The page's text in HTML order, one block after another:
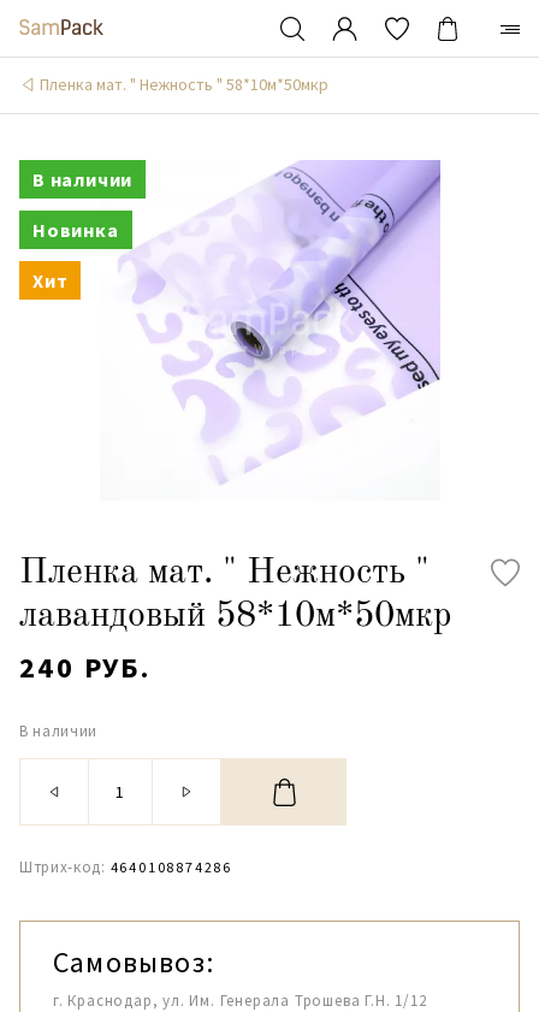
Пленка мат. " Нежность " 58*10м*50мкр
В наличии
Новинка
Хит
Пленка мат. " Нежность "
лавандовый 58*10м*50мкр
240 РУБ.
В наличии
Штрих-код: 4640108874286
Самовывоз:
г. Краснодар, ул. Им. Генерала Трошева Г.Н. 1/12